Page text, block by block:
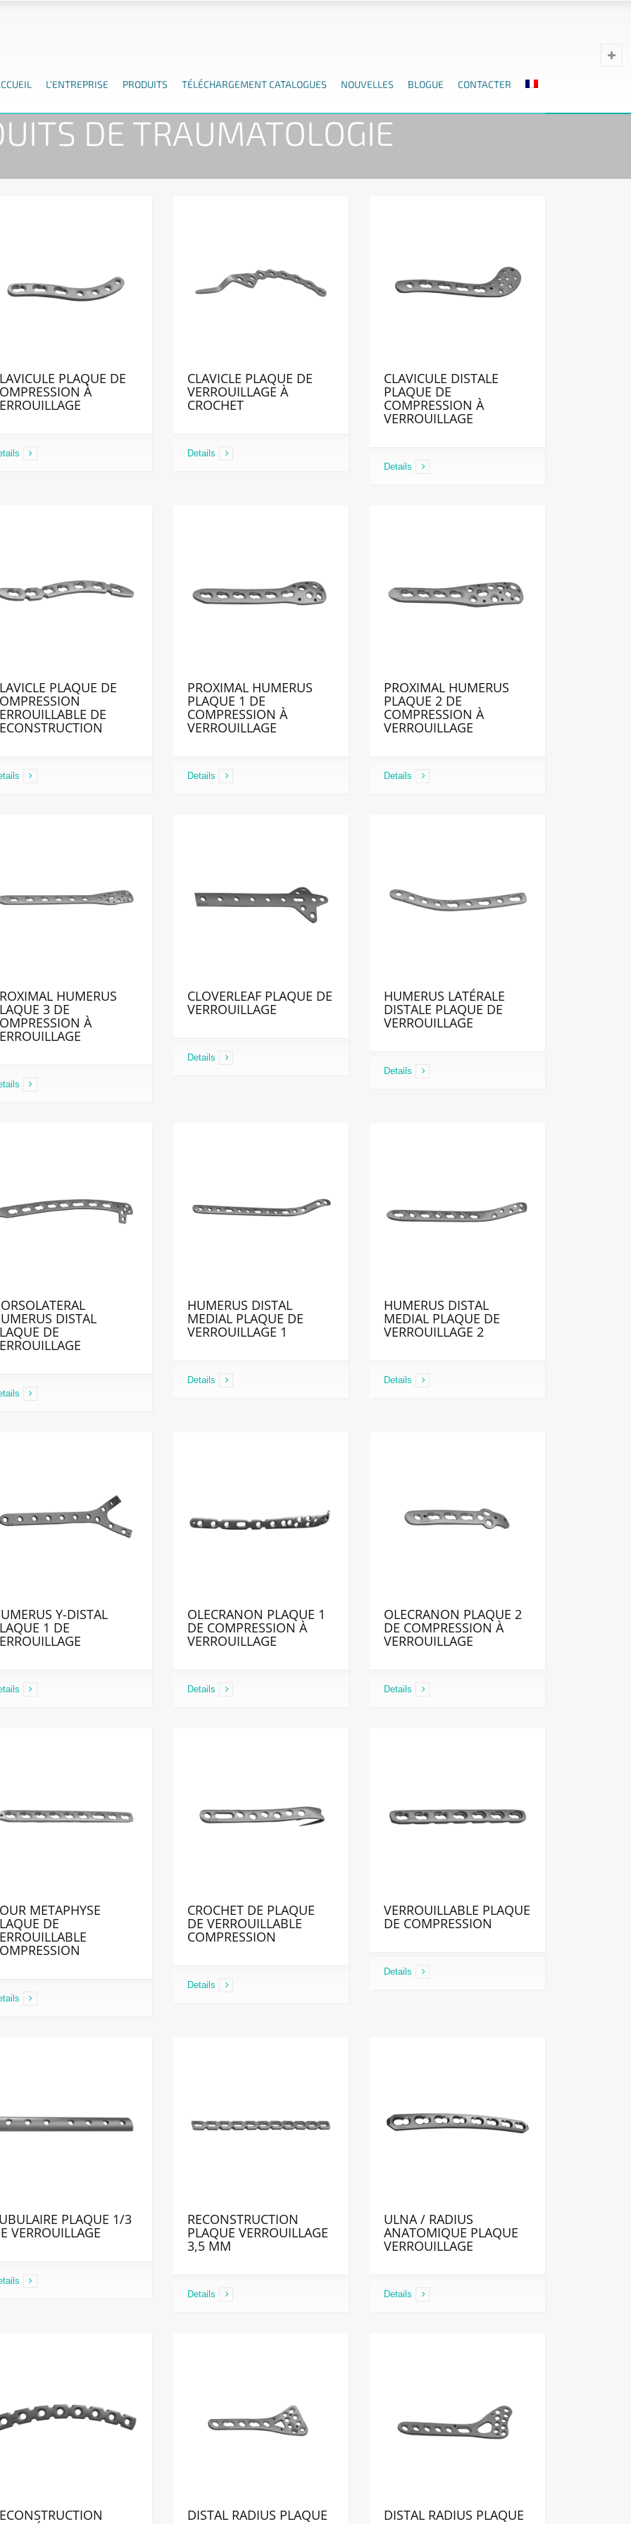
L’ENTREPRISE PRODUITS TÉLÉCHARGEMENT CATALOGUES NOUVELLES BLOGUE CONTACTER
DE TRAUMATOLOGIE
PLAQUE DE
À
CLAVICLE PLAQUE DE
VERROUILLAGE À
CROCHET
Details
CLAVICULE DISTALE
PLAQUE DE
COMPRESSION À
VERROUILLAGE
Details
PLAQUE DE
DE
PROXIMAL HUMERUS
PLAQUE 1 DE
COMPRESSION À
VERROUILLAGE
Details
PROXIMAL HUMERUS
PLAQUE 2 DE
COMPRESSION À
VERROUILLAGE
Details
HUMERUS
3 DE
À
CLOVERLEAF PLAQUE DE
VERROUILLAGE
Details
HUMERUS LATÉRALE
DISTALE PLAQUE DE
VERROUILLAGE
Details
DISTAL
DE
HUMERUS DISTAL
MEDIAL PLAQUE DE
VERROUILLAGE 1
Details
HUMERUS DISTAL
MEDIAL PLAQUE DE
VERROUILLAGE 2
Details
Y-DISTAL
1 DE
OLECRANON PLAQUE 1
DE COMPRESSION À
VERROUILLAGE
Details
OLECRANON PLAQUE 2
DE COMPRESSION À
VERROUILLAGE
Details
METAPHYSE
DE
CROCHET DE PLAQUE
DE VERROUILLABLE
COMPRESSION
Details
VERROUILLABLE PLAQUE
DE COMPRESSION
Details
PLAQUE 1/3
VERROUILLAGE
RECONSTRUCTION
PLAQUE VERROUILLAGE
3,5 MM
Details
ULNA / RADIUS
ANATOMIQUE PLAQUE
VERROUILLAGE
Details
DISTAL RADIUS PLAQUE DISTAL RADIUS PLAQUE